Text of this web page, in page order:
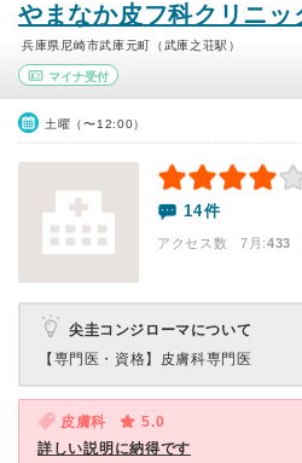
やまなか皮フ科クリニッ
兵庫県尼崎市武庫元町（武庫之荘駅）
マイナ受付
土曜（〜12:00）
14件
アクセス数 7月:433
尖圭コンジローマについて
【専門医・資格】 皮膚科専門医
皮膚科
5.0
詳しい説明に納得です